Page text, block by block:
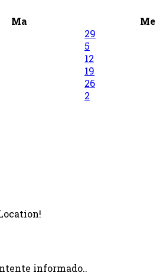
Ma Me
29
5
12
19
26
2
informado..